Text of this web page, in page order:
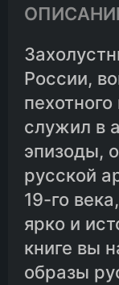
России,
служил в
эпизоды,
русской
19-го
ярко и
книге вы
образы